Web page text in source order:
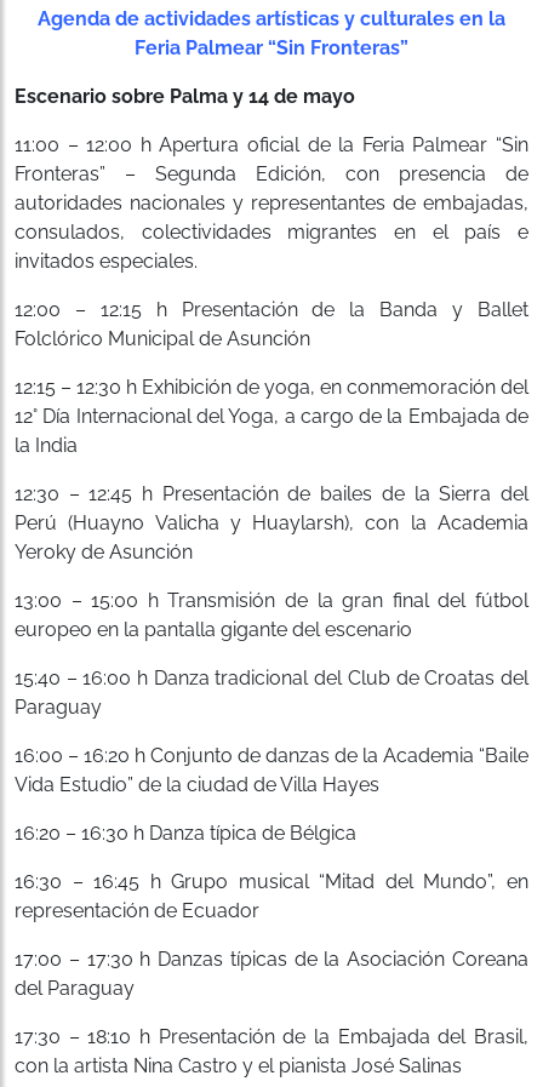
Agenda de actividades artísticas y culturales en la
Feria Palmear “Sin Fronteras”
Escenario sobre Palma y 14 de mayo
11:00 – 12:00 h Apertura oficial de la Feria Palmear “Sin
Fronteras” – Segunda Edición, con presencia de
autoridades nacionales y representantes de embajadas,
consulados, colectividades migrantes en el país e
invitados especiales.
12:00 – 12:15 h Presentación de la Banda y Ballet
Folclórico Municipal de Asunción
12:15 – 12:30 h Exhibición de yoga, en conmemoración del
12° Día Internacional del Yoga, a cargo de la Embajada de
la India
12:30 – 12:45 h Presentación de bailes de la Sierra del
Perú (Huayno Valicha y Huaylarsh), con la Academia
Yeroky de Asunción
13:00 – 15:00 h Transmisión de la gran final del fútbol
europeo en la pantalla gigante del escenario
15:40 – 16:00 h Danza tradicional del Club de Croatas del
Paraguay
16:00 – 16:20 h Conjunto de danzas de la Academia “Baile
Vida Estudio” de la ciudad de Villa Hayes
16:20 – 16:30 h Danza típica de Bélgica
16:30 – 16:45 h Grupo musical “Mitad del Mundo”, en
representación de Ecuador
17:00 – 17:30 h Danzas típicas de la Asociación Coreana
del Paraguay
17:30 – 18:10 h Presentación de la Embajada del Brasil,
con la artista Nina Castro y el pianista José Salinas